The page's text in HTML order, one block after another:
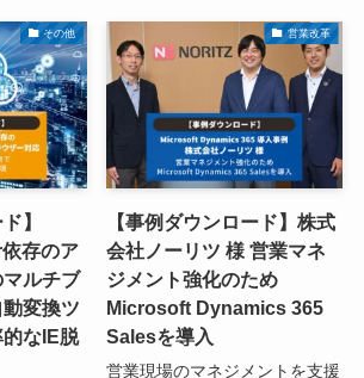
その他
】
存のア
ルチブ
変換ツ
なIE脱
営業改革
【事例ダウンロード】株式
会社ノーリツ 様 営業マネ
ジメント強化のため
Microsoft Dynamics 365
Salesを導入
営業現場のマネジメントを支援